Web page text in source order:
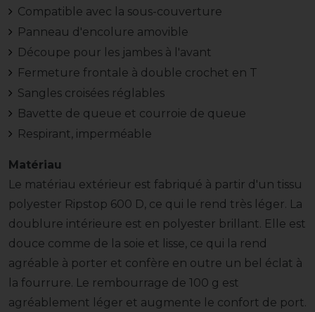
Compatible avec la sous-couverture
Panneau d'encolure amovible
Découpe pour les jambes à l'avant
Fermeture frontale à double crochet en T
Sangles croisées réglables
Bavette de queue et courroie de queue
Respirant, imperméable
Matériau
Le matériau extérieur est fabriqué à partir d'un tissu
polyester Ripstop 600 D, ce qui le rend très léger. La
doublure intérieure est en polyester brillant. Elle est
douce comme de la soie et lisse, ce qui la rend
agréable à porter et confère en outre un bel éclat à
la fourrure. Le rembourrage de 100 g est
agréablement léger et augmente le confort de port.